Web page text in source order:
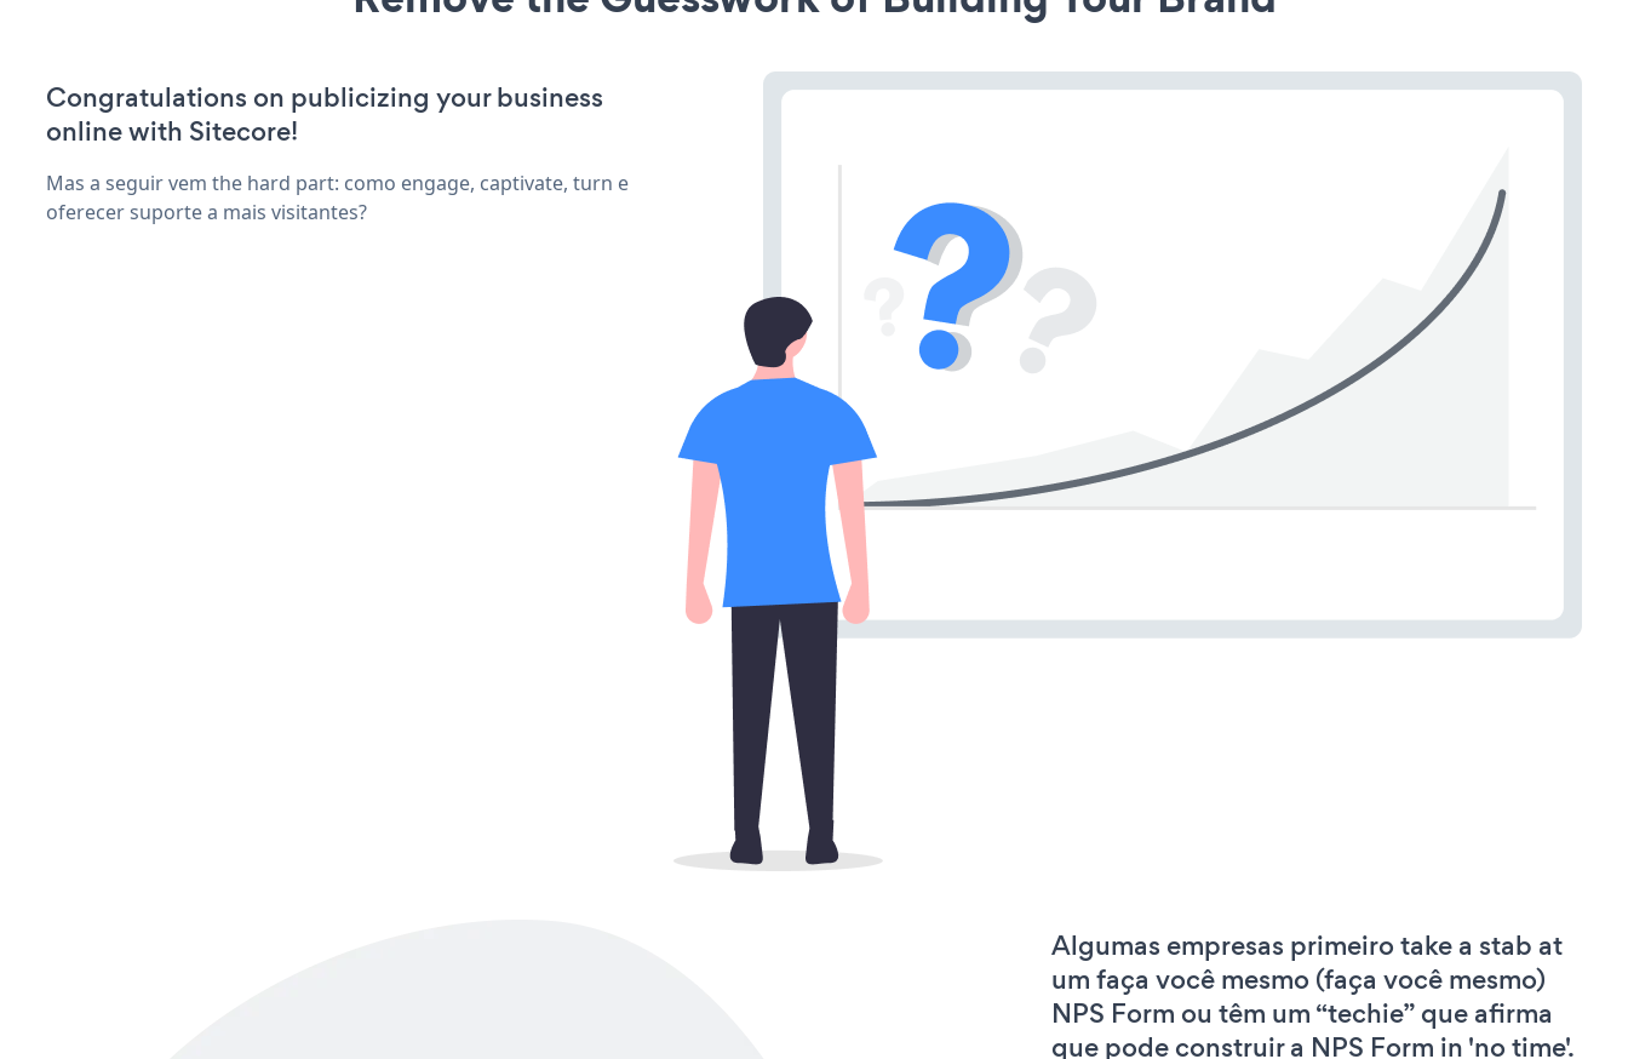
Congratulations on publicizing your business
online with Sitecore!
Mas a seguir vem the hard part: como engage, captivate, turn e
oferecer suporte a mais visitantes?
Algumas empresas primeiro take a stab at
um faça você mesmo (faça você mesmo)
NPS Form ou têm um “techie” que afirma
que pode construir a NPS Form in 'no time'.